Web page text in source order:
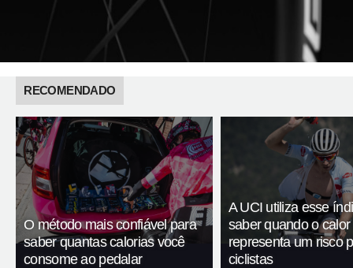
RECOMENDADO
O método mais confiável para
saber quantas calorias você
consome ao pedalar
A UCI utiliza esse
saber quando o calor
representa um risco
ciclistas